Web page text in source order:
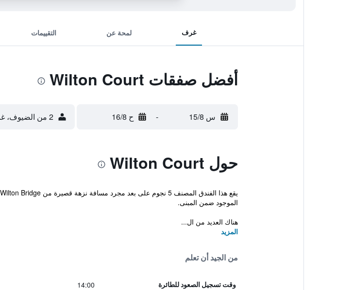
غرف لمحة عن التقييمات
أفضل صفقات Wilton Court
س 15/8 - ح 16/8 2 من الضيوف، غرفة واحدة
حول Wilton Court
الموجود ضمن المبنى.
هناك العديد من ال...
المزيد
من الجيد أن تعلم
وقت تسجيل الصعود للطائرة 14:00